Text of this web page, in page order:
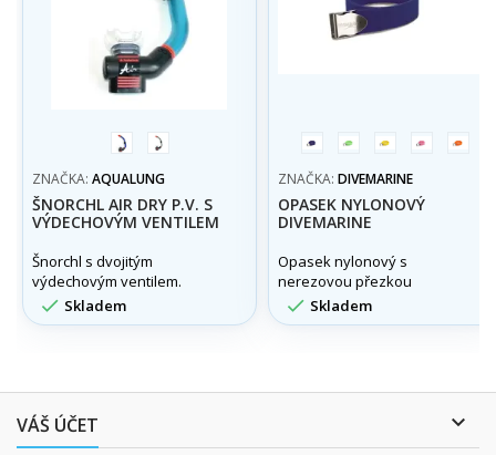
modrástříbrná
ZNAČKA: AQUALUNG
ŠNORCHL AIR DRY P.V. S
VÝDECHOVÝM VENTILEM
Šnorchl s dvojitým
výdechovým ventilem.
 Skladem
modrázelenažlutá růžová
ZNAČKA: DIVEMARINE
OPASEK NYLONOVÝ
DIVEMARINE
Opasek nylonový s
nerezovou přezkou
Divemarine
 Skladem
VÁŠ ÚČET 